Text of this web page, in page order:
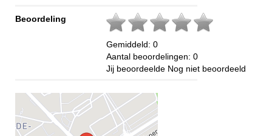
Beoordeling
Gemiddeld: 0
Aantal beoordelingen: 0
Jij beoordeelde Nog niet beoordeeld